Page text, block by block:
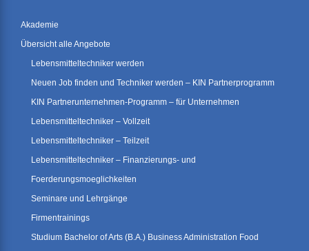
Akademie
Übersicht alle Angebote
Lebensmitteltechniker werden
Neuen Job finden und Techniker werden – KIN Partnerprogramm
KIN Partnerunternehmen-Programm – für Unternehmen
Lebensmitteltechniker – Vollzeit
Lebensmitteltechniker – Teilzeit
Lebensmitteltechniker – Finanzierungs- und
Foerderungsmoeglichkeiten
Seminare und Lehrgänge
Firmentrainings
Studium Bachelor of Arts (B.A.) Business Administration Food